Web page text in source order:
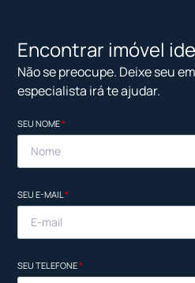
Encontrar imóvel
Não se preocupe. Deixe seu
especialista irá te ajudar.
SEU NOME*
SEU E-MAIL*
SEU TELEFONE*